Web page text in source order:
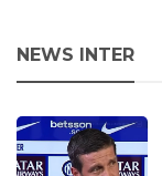
NEWS INTER